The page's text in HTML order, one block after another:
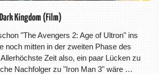
Kingdom (Film)
"The Avengers 2: Age of Ultron" ins
noch mitten in der zweiten Phase des
Zeit also, ein paar Lücken zu
Nachfolger zu "Iron Man 3" wäre …